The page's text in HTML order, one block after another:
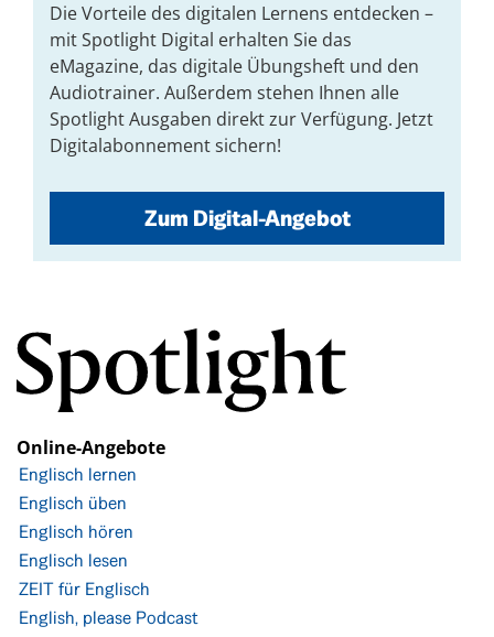
Die Vorteile des digitalen Lernens entdecken –
mit Spotlight Digital erhalten Sie das
eMagazine, das digitale Übungsheft und den
Audiotrainer. Außerdem stehen Ihnen alle
Spotlight Ausgaben direkt zur Verfügung. Jetzt
Digitalabonnement sichern!
Zum Digital-Angebot
Online-Angebote
Englisch lernen
Englisch üben
Englisch hören
Englisch lesen
ZEIT für Englisch
English, please Podcast